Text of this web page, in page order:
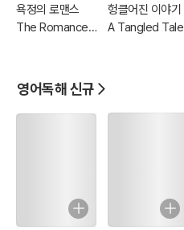
욕정의 로맨스
The Romance
헝클어진 이야기
A Tangled Tale
영어독해 신규